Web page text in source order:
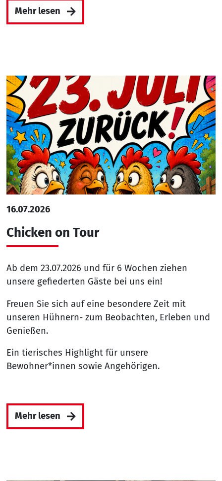
Mehr lesen
16.07.2026
Chicken on Tour
Ab dem 23.07.2026 und für 6 Wochen ziehen
unsere gefiederten Gäste bei uns ein!
Freuen Sie sich auf eine besondere Zeit mit
unseren Hühnern- zum Beobachten, Erleben und
Genießen.
Ein tierisches Highlight für unsere
Bewohner*innen sowie Angehörigen.
Mehr lesen